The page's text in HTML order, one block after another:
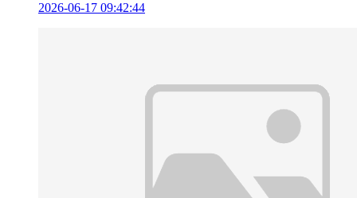
2026-06-17 09:42:44